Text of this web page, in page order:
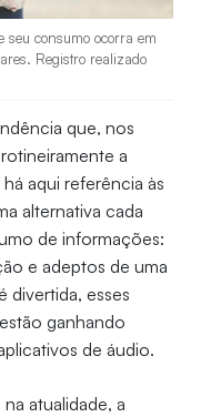
seu consumo ocorra em
Registro realizado
que, nos
a
aqui referência às
alternativa cada
de informações:
e adeptos de uma
divertida, esses
ganhando
de áudio.
atualidade, a